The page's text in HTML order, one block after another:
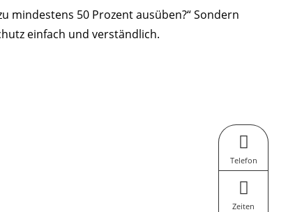
Telefon
Zeiten
mindestens 50 Prozent ausüben?“ Sondern
einfach und verständlich.